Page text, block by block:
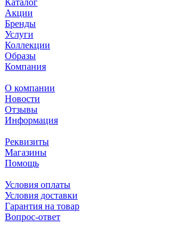
Акции
Бренды
Услуги
Коллекции
Образы
Компания
О компании
Новости
Отзывы
Информация
Реквизиты
Магазины
Помощь
Условия оплаты
Условия доставки
Гарантия на товар
Вопрос-ответ